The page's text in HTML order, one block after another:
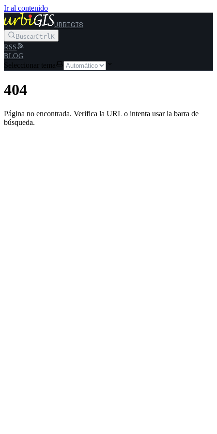
Ir al contenido
URBIGIS
BuscarCtrlK
RSS
BLOG
Seleccionar tema
404
Página no encontrada. Verifica la URL o intenta usar la barra de
búsqueda.